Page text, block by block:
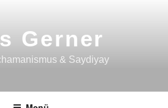
Gerner
& Saydiyay